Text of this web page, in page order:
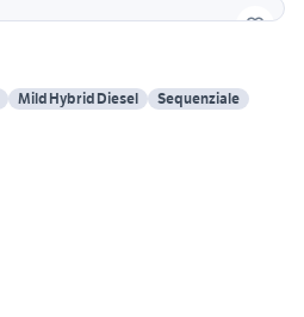
Mild Hybrid Diesel
Sequenziale